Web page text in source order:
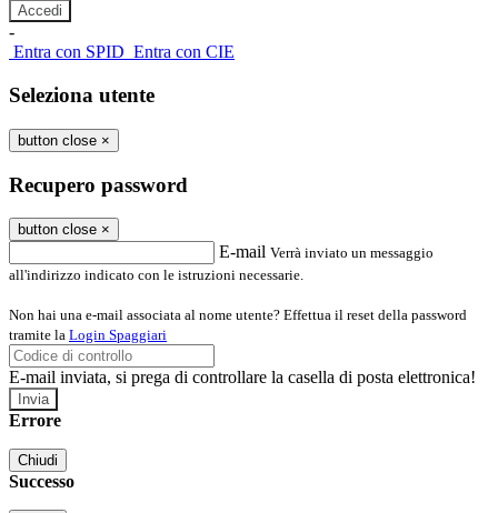
-
Entra con SPID Entra con CIE
Seleziona utente
button close ×
Recupero password
button close ×
E-mail Verrà inviato un messaggio
all'indirizzo indicato con le istruzioni necessarie.
Non hai una e-mail associata al nome utente? Effettua il reset della password
tramite la Login Spaggiari
E-mail inviata, si prega di controllare la casella di posta elettronica!
Errore
Chiudi
Successo